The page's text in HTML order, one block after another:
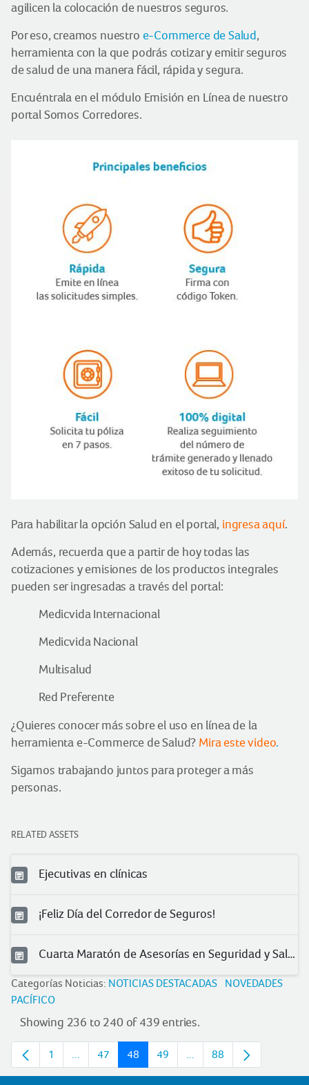
agilicen la colocación de nuestros seguros.
Por eso, creamos nuestro e-Commerce de Salud,
herramienta con la que podrás cotizar y emitir seguros
de salud de una manera fácil, rápida y segura.
Encuéntrala en el módulo Emisión en Línea de nuestro
portal Somos Corredores.
Para habilitar la opción Salud en el portal, ingresa aquí.
Además, recuerda que a partir de hoy todas las
cotizaciones y emisiones de los productos integrales
pueden ser ingresadas a través del portal:
Medicvida Internacional
Medicvida Nacional
Multisalud
Red Preferente
¿Quieres conocer más sobre el uso en línea de la
herramienta e-Commerce de Salud? Mira este video.
Sigamos trabajando juntos para proteger a más
personas.
RELATED ASSETS
Ejecutivas en clínicas
¡Feliz Día del Corredor de Seguros!
Cuarta Maratón de Asesorías en Seguridad y Salud en el Trabajo
Categorías Noticias: NOTICIAS DESTACADAS
NOVEDADES
PACÍFICO
Showing 236 to 240 of 439 entries.
Page
1 Intermediate pages
Page
47 Page
48 Page
49 Intermediate pages
Page
88